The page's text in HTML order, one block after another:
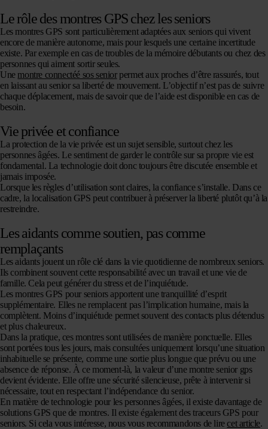
Le rôle des montres GPS chez les seniors
Les montres GPS sont particulièrement adaptées aux seniors qui vivent
encore de manière autonome, mais pour lesquels une certaine incertitude
existe. Par exemple en cas de troubles de la mémoire débutants ou chez des
personnes qui aiment sortir seules.
Une montre connectéé sos seniorpermet aux proches d’être rassurés, tout
en laissant au senior sa liberté de mouvement. L’objectif n’est pas de suivre
chaque déplacement, mais de savoir que de l’aide est disponible en cas de
besoin.
Vie privée et confiance
La protection de la vie privée est un sujet sensible, surtout chez les
personnes âgées. Le sentiment de garder le contrôle sur sa propre vie est
fondamental. La technologie doit donc toujours être discutée ensemble et
jamais imposée.
Lorsque les règles d’utilisation sont claires, la confiance s’installe. Dans ce
cadre, la localisation GPS peut contribuer à préserver la liberté plutôt qu’à la
restreindre.
Les aidants comme soutien, pas comme
remplaçants
Les aidants jouent un rôle clé dans la vie quotidienne de nombreux seniors.
Ils combinent souvent cette responsabilité avec un travail et une vie de
famille. Cela peut générer du stress et de l’inquiétude.
Les montres GPS pour seniors apportent une tranquillité d’esprit
supplémentaire. Elles ne remplacent pas l’implication humaine, mais la
complètent. Moins d’inquiétude permet souvent des contacts plus détendus
et plus chaleureux.
Dans la pratique, ces montres sont utilisées de manière ponctuelle. Elles
sont portées tous les jours, mais consultées uniquement lorsqu’une situation
inhabituelle se présente, comme une sortie plus longue que prévu ou une
absence de réponse. À ce moment-là, la valeur d’une montre senior gps
devient évidente. Elle offre une sécurité silencieuse, prête à intervenir si
nécessaire, tout en respectant l’indépendance du senior.
En matière de technologie pour les personnes âgées, il existe davantage de
solutions GPS que de montres. Il existe également des traceurs GPS pour
seniors. Si cela vous intéresse, nous vous recommandons de lire cet article.